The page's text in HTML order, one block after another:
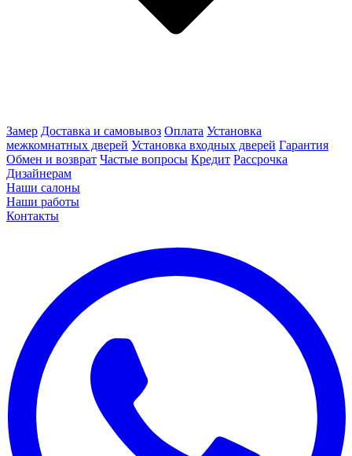
Замер Доставка и самовывоз Оплата Установка
межкомнатных дверей Установка входных дверей Гарантия
Обмен и возврат Частые вопросы Кредит Рассрочка
Дизайнерам
Наши салоны
Наши работы
Контакты